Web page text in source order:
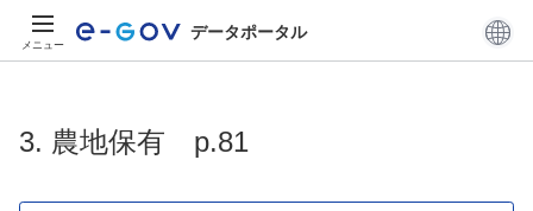
メニュー
データポータル
3. 農地保有 p.81